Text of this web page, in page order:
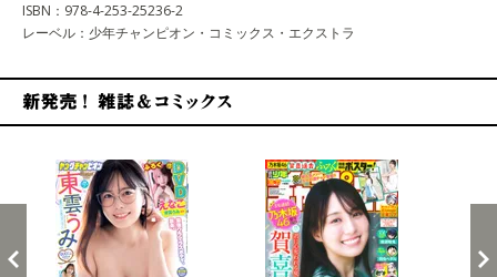
ISBN：978-4-253-25236-2
レーベル：少年チャンピオン・コミックス・エクストラ